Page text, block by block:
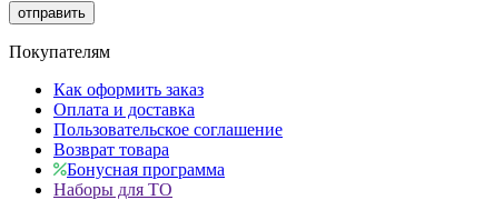
отправить
Покупателям
Как оформить заказ
Оплата и доставка
Пользовательское соглашение
Возврат товара
Бонусная программа
Наборы для ТО